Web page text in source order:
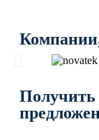
Получить